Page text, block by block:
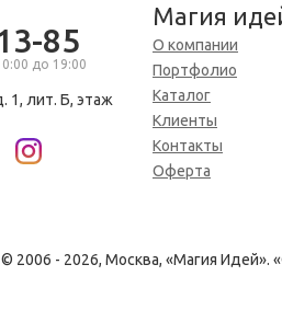
85
до 19:00
1, лит. Б, этаж
Магия
О компании
Портфолио
Каталог
Клиенты
Контакты
Оферта
© 2006 - 2026, Москва, «Магия Идей».